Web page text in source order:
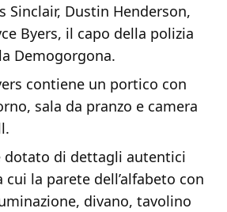
Sinclair, Dustin Henderson,
Byers, il capo della polizia
Demogorgona.
contiene un portico con
sala da pranzo e camera
dotato di dettagli autentici
cui la parete dell’alfabeto con
divano, tavolino